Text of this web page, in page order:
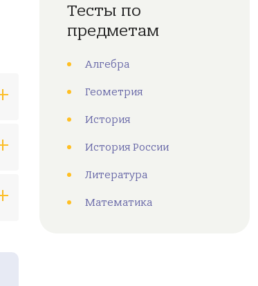
Тесты по
предметам
Алгебра
Геометрия
История
История России
Литература
Математика